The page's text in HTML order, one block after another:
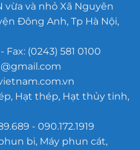
và nhỏ Xã Nguyên
Đông Anh, Tp Hà Nội,
(0243) 581 0100
Hạt thép, Hạt thủy tinh,
- 090.172.1919
bi, Máy phun cát,